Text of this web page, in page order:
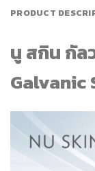
PRODUCT
นู สกิน กัล
Galvanic